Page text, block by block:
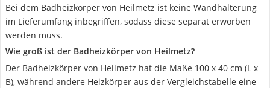
Bei dem Badheizkörper von Heilmetz ist keine Wandhalterung
im Lieferumfang inbegriffen, sodass diese separat erworben
werden muss.
Wie groß ist der Badheizkörper von Heilmetz?
Der Badheizkörper von Heilmetz hat die Maße 100 x 40 cm (L x
B), während andere Heizkörper aus der Vergleichstabelle eine